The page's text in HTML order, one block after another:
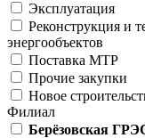
Эксплуатация
Реконструкция и
энергообъектов
Поставка МТР
Прочие закупки
Новое
Филиал
Берёзовская